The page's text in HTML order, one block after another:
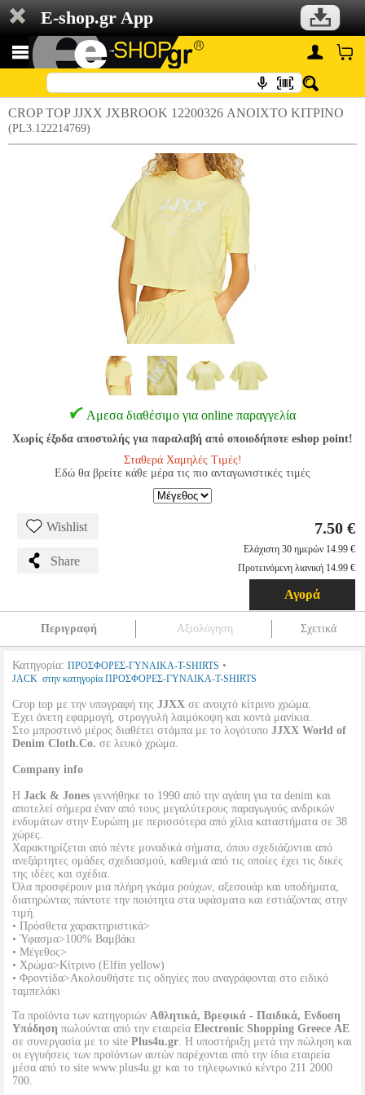
E-shop.gr App
CROP TOP JJXX JXBROOK 12200326 ΑΝΟΙΧΤΟ ΚΙΤΡΙΝΟ
(PL3.122214769)
Αμεσα διαθέσιμο για online παραγγελία
Χωρίς έξοδα αποστολής για παραλαβή από οποιοδήποτε eshop point!
Σταθερά Χαμηλές Τιμές!
Εδώ θα βρείτε κάθε μέρα τις πιο ανταγωνιστικές τιμές
Wishlist
Share
7.50 €
Ελάχιστη 30 ημερών 14.99 €
Προτεινόμενη λιανική 14.99 €
Αγορά
Περιγραφή Αξιολόγηση Σχετικά
Κατηγορία: ΠΡΟΣΦΟΡΕΣ-ΓΥΝΑΙΚΑ-T-SHIRTS •
JACK στην κατηγορία ΠΡΟΣΦΟΡΕΣ-ΓΥΝΑΙΚΑ-T-SHIRTS
Crop top με την υπογραφή της JJXX σε ανοιχτό κίτρινο χρώμα.
Έχει άνετη εφαρμογή, στρογγυλή λαιμόκοψη και κοντά μανίκια.
Στο μπροστινό μέρος διαθέτει στάμπα με το λογότυπο JJXX World of
Denim Cloth.Co. σε λευκό χρώμα.
Company info
Η Jack & Jones γεννήθηκε το 1990 από την αγάπη για τα denim και
αποτελεί σήμερα έναν από τους μεγαλύτερους παραγωγούς ανδρικών
ενδυμάτων στην Ευρώπη με περισσότερα από χίλια καταστήματα σε 38
χώρες.
Χαρακτηρίζεται από πέντε μοναδικά σήματα, όπου σχεδιάζονται από
ανεξάρτητες ομάδες σχεδιασμού, καθεμιά από τις οποίες έχει τις δικές
της ιδέες και σχέδια.
Όλα προσφέρουν μια πλήρη γκάμα ρούχων, αξεσουάρ και υποδήματα,
διατηρώντας πάντοτε την ποιότητα στα υφάσματα και εστιάζοντας στην
τιμή.
• Πρόσθετα χαρακτηριστικά>
• Ύφασμα>100% Βαμβάκι
• Μέγεθος>
• Χρώμα>Κίτρινο (Elfin yellow)
• Φροντίδα>Ακολουθήστε τις οδηγίες που αναγράφονται στο ειδικό
ταμπελάκι
Τα προϊόντα των κατηγοριών Αθλητικά, Βρεφικά - Παιδικά, Ενδυση
Υπόδηση πωλούνται από την εταιρεία Electronic Shopping Greece ΑΕ
σε συνεργασία με το site Plus4u.gr. Η υποστήριξη μετά την πώληση και
οι εγγυήσεις των προϊόντων αυτών παρέχονται από την ίδια εταιρεία
μέσα από το site www.plus4u.gr και το τηλεφωνικό κέντρο 211 2000
700.